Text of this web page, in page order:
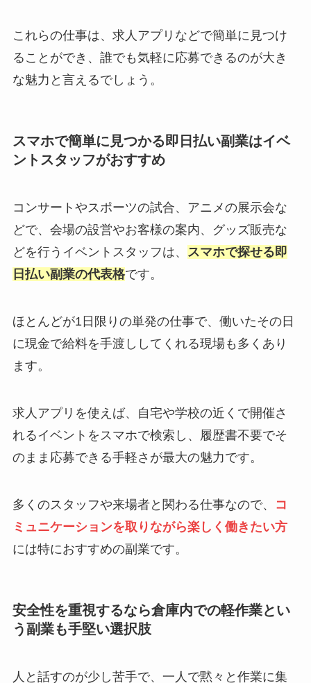
これらの仕事は、求人アプリなどで簡単に見つけ
ることができ、誰でも気軽に応募できるのが大き
な魅力と言えるでしょう。
スマホで簡単に見つかる即日払い副業はイベ
ントスタッフがおすすめ
コンサートやスポーツの試合、アニメの展示会な
どで、会場の設営やお客様の案内、グッズ販売な
どを行うイベントスタッフは、 スマホで探せる即
日払い副業の代表格です。
ほとんどが1日限りの単発の仕事で、働いたその日
に現金で給料を手渡ししてくれる現場も多くあり
ます。
求人アプリを使えば、自宅や学校の近くで開催さ
れるイベントをスマホで検索し、履歴書不要でそ
のまま応募できる手軽さが最大の魅力です。
多くのスタッフや来場者と関わる仕事なので、
コ
ミュニケーションを取りながら楽しく働きたい方
には特におすすめの副業です。
安全性を重視するなら倉庫内での軽作業とい
う副業も手堅い選択肢
人と話すのが少し苦手で、一人で黙々と作業に集